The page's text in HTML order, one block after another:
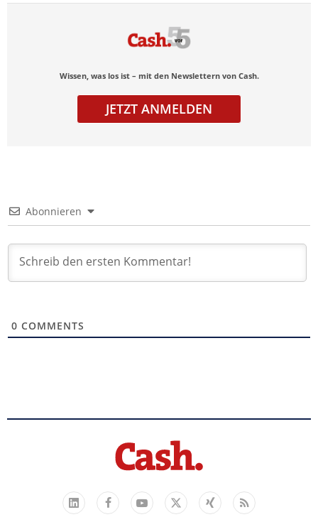
Wissen, was los ist – mit den Newslettern von Cash.
JETZT ANMELDEN
Abonnieren
0 COMMENTS
LinkedIn
FacebookYouTube
X
Xing Feed